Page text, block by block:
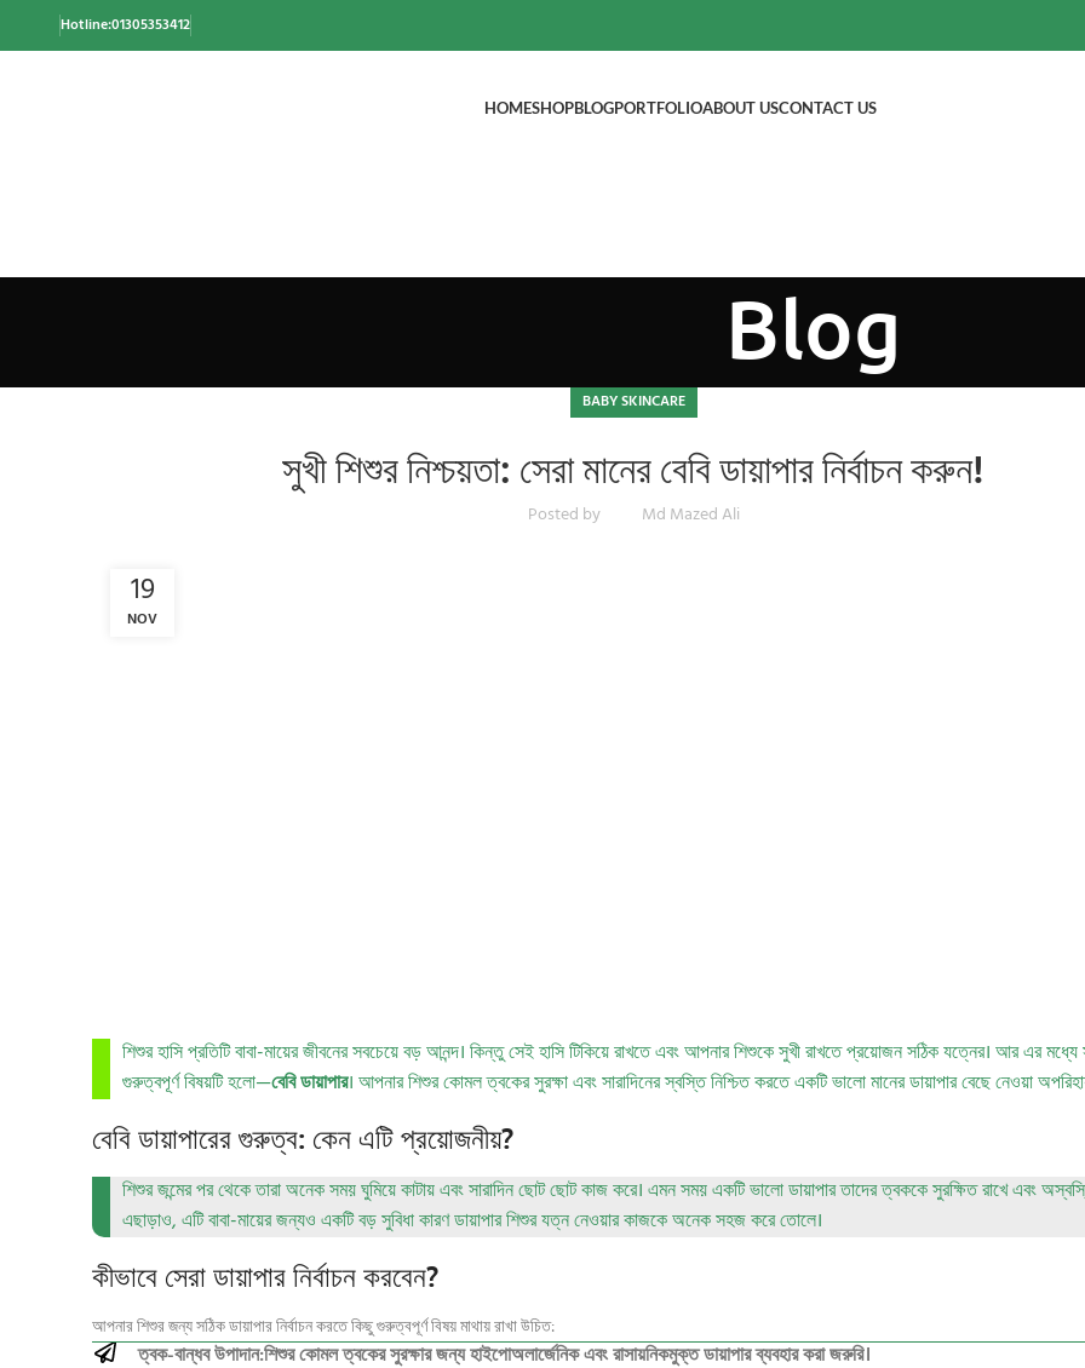
Hotline:01305353412
HOMESHOPBLOGPORTFOLIOABOUT USCONTACT US
Blog
BABY SKINCARE
সুখী শিশুর নিশ্চয়তা: সেরা মানের বেবি ডায়াপার নির্বাচন করুন!
Posted by Md Mazed Ali
19
NOV
শিশুর হাসি প্রতিটি বাবা-মায়ের জীবনের সবচেয়ে বড় আনন্দ। কিন্তু সেই হাসি টিকিয়ে রাখতে এবং আপনার শিশুকে সুখী রাখতে প্রয়োজন সঠিক যত্নের। আর এর মধ্যে
গুরুত্বপূর্ণ বিষয়টি হলো—বেবি ডায়াপার। আপনার শিশুর কোমল ত্বকের সুরক্ষা এবং সারাদিনের স্বস্তি নিশ্চিত করতে একটি ভালো মানের ডায়াপার বেছে নেওয়া
বেবি ডায়াপারের গুরুত্ব: কেন এটি প্রয়োজনীয়?
শিশুর জন্মের পর থেকে তারা অনেক সময় ঘুমিয়ে কাটায় এবং সারাদিন ছোট ছোট কাজ করে। এমন সময় একটি ভালো ডায়াপার তাদের ত্বককে সুরক্ষিত রাখে এবং
এছাড়াও, এটি বাবা-মায়ের জন্যও একটি বড় সুবিধা কারণ ডায়াপার শিশুর যত্ন নেওয়ার কাজকে অনেক সহজ করে তোলে।
কীভাবে সেরা ডায়াপার নির্বাচন করবেন?
আপনার শিশুর জন্য সঠিক ডায়াপার নির্বাচন করতে কিছু গুরুত্বপূর্ণ বিষয় মাথায় রাখা উচিত:
ত্বক-বান্ধব উপাদান:শিশুর কোমল ত্বকের সুরক্ষার জন্য হাইপোঅলার্জেনিক এবং রাসায়নিকমুক্ত ডায়াপার ব্যবহার করা জরুরি।